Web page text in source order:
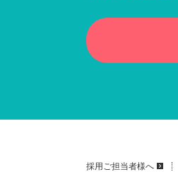
採用ご担当者様へ